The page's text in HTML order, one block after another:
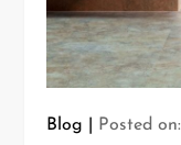
Blog Posted on: